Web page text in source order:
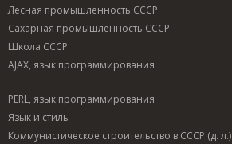
Лесная промышленность СССР
Сахарная промышленность СССР
Школа СССР
AJAX, язык программирования
PERL, язык программирования
Язык и стиль
Коммунистическое строительство в СССР (д. л.)